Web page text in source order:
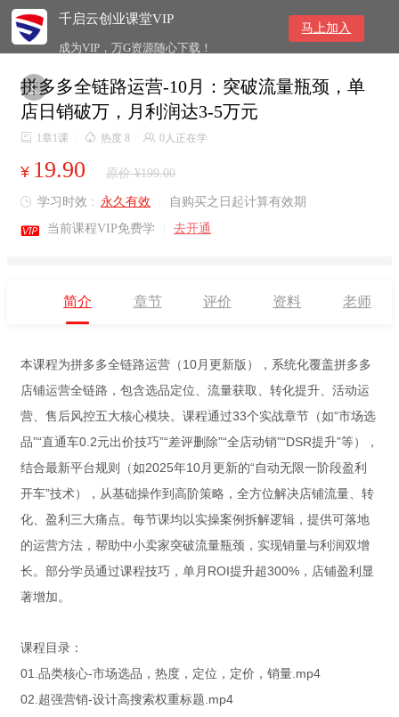
千启云创业课堂VIP
成为VIP，万G资源随心下载！
马上加入

拼多多全链路运营-10月：突破流量瓶颈，单
店日销破万，月利润达3-5万元
 1章1课  热度 8  0人正在学
¥ 19.90 原价 ¥199.00
 学习时效 : 永久有效 自购买之日起计算有效期
 当前课程VIP免费学 去开通
简介 章节 评价 资料 老师
本课程为拼多多全链路运营（10月更新版），系统化覆盖拼多多
店铺运营全链路，包含选品定位、流量获取、转化提升、活动运
营、售后风控五大核心模块。课程通过33个实战章节（如“市场选
品”“直通车0.2元出价技巧”“差评删除”“全店动销”“DSR提升”等），
结合最新平台规则（如2025年10月更新的“自动无限一阶段盈利
开车”技术），从基础操作到高阶策略，全方位解决店铺流量、转
化、盈利三大痛点。每节课均以实操案例拆解逻辑，提供可落地
的运营方法，帮助中小卖家突破流量瓶颈，实现销量与利润双增
长。部分学员通过课程技巧，单月ROI提升超300%，店铺盈利显
著增加。
课程目录：
01.品类核心-市场选品，热度，定位，定价，销量.mp4
02.超强营销-设计高搜索权重标题.mp4